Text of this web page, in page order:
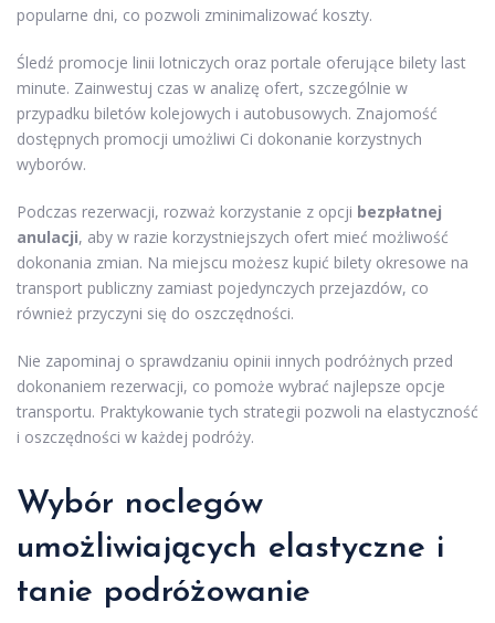
popularne dni, co pozwoli zminimalizować koszty.
Śledź promocje linii lotniczych oraz portale oferujące bilety last
minute. Zainwestuj czas w analizę ofert, szczególnie w
przypadku biletów kolejowych i autobusowych. Znajomość
dostępnych promocji umożliwi Ci dokonanie korzystnych
wyborów.
Podczas rezerwacji, rozważ korzystanie z opcji bezpłatnej
anulacji, aby w razie korzystniejszych ofert mieć możliwość
dokonania zmian. Na miejscu możesz kupić bilety okresowe na
transport publiczny zamiast pojedynczych przejazdów, co
również przyczyni się do oszczędności.
Nie zapominaj o sprawdzaniu opinii innych podróżnych przed
dokonaniem rezerwacji, co pomoże wybrać najlepsze opcje
transportu. Praktykowanie tych strategii pozwoli na elastyczność
i oszczędności w każdej podróży.
Wybór noclegów
umożliwiających elastyczne i
tanie podróżowanie